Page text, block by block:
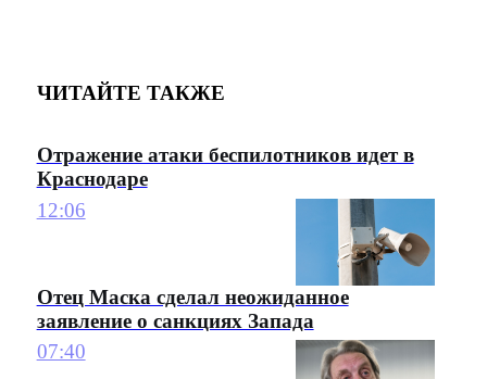
ЧИТАЙТЕ ТАКЖЕ
Отражение атаки беспилотников идет в
Краснодаре
12:06
Отец Маска сделал неожиданное
заявление о санкциях Запада
07:40